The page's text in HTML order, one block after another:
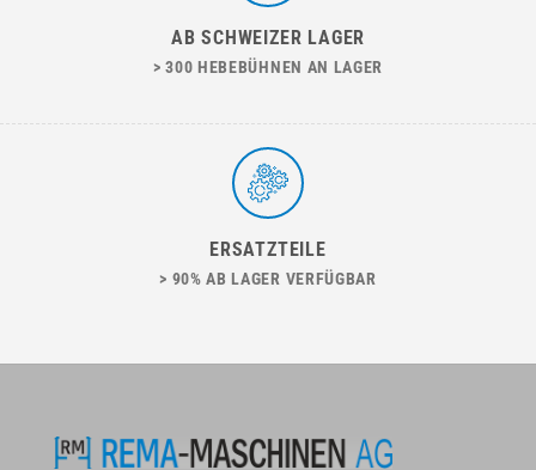
AB SCHWEIZER LAGER
> 300 HEBEBÜHNEN AN LAGER
ERSATZTEILE
> 90% AB LAGER VERFÜGBAR